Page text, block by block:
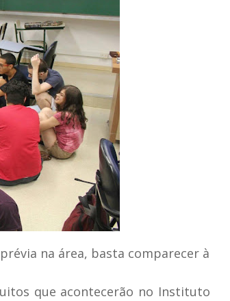
na área, basta comparecer à
que acontecerão no Instituto